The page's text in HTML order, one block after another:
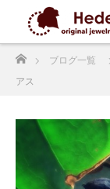
ブログ一覧
アス